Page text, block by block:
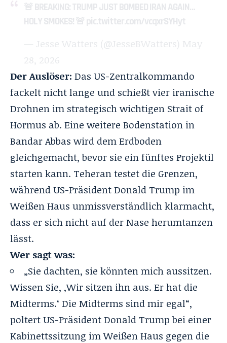
🚨 BREAKING: TRUMP JUST BOMBED IRAN AGAIN…
HOLY SMOKES! 🚨 pic.twitter.com/vcqxrSYHyt
— Jesse Watters (@JesseBWatters) May
28, 2026
Der Auslöser: Das US-Zentralkommando
fackelt nicht lange und schießt vier iranische
Drohnen im strategisch wichtigen Strait of
Hormus ab. Eine weitere Bodenstation in
Bandar Abbas wird dem Erdboden
gleichgemacht, bevor sie ein fünftes Projektil
starten kann. Teheran testet die Grenzen,
während US-Präsident Donald Trump im
Weißen Haus unmissverständlich klarmacht,
dass er sich nicht auf der Nase herumtanzen
lässt.
Wer sagt was:
„Sie dachten, sie könnten mich aussitzen.
Wissen Sie, ‚Wir sitzen ihn aus. Er hat die
Midterms.‘ Die Midterms sind mir egal“,
poltert US-Präsident Donald Trump bei einer
Kabinettssitzung im Weißen Haus gegen die